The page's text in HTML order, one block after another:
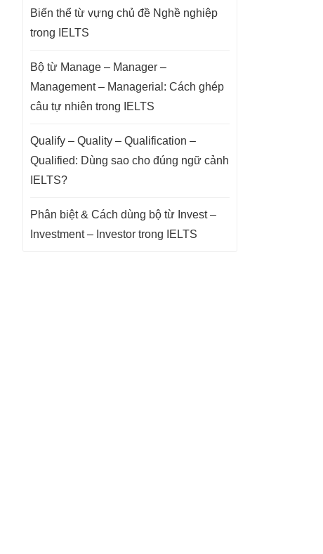
Biến thể từ vựng chủ đề Nghề nghiệp
trong IELTS
Bộ từ Manage – Manager –
Management – Managerial: Cách ghép
câu tự nhiên trong IELTS
Qualify – Quality – Qualification –
Qualified: Dùng sao cho đúng ngữ cảnh
IELTS?
Phân biệt & Cách dùng bộ từ Invest –
Investment – Investor trong IELTS